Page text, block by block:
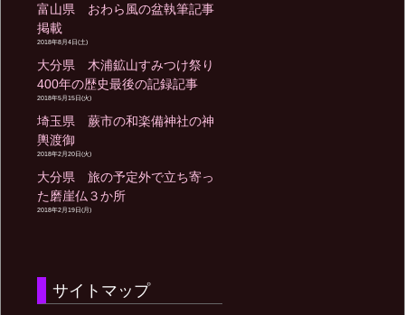
富山県 おわら風の盆執筆記事
掲載
2018年8月4日(土)
大分県 木浦鉱山すみつけ祭り
400年の歴史最後の記録記事
2018年5月15日(火)
埼玉県 蕨市の和楽備神社の神
輿渡御
2018年2月20日(火)
大分県 旅の予定外で立ち寄っ
た磨崖仏３か所
2018年2月19日(月)
サイトマップ